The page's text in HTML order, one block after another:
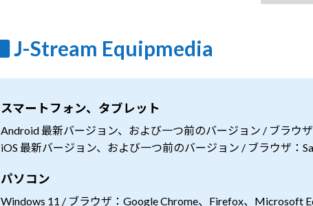
J-Stream Equipmedia
スマートフォン、タブレット
Android 最新バージョン、および一つ前のバージョン / ブラウ
iOS 最新バージョン、および一つ前のバージョン / ブラウザ：
パソコン
Windows 11 / ブラウザ：Google Chrome、Firefox、Microsoft